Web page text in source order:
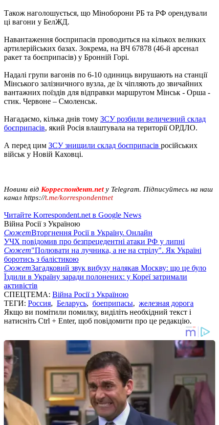
Також наголошується, що Міноборони РБ та РФ орендували
ці вагони у БелЖД.
Навантаження боєприпасів проводиться на кількох великих
артилерійських базах. Зокрема, на ВЧ 67878 (46-й арсенал
ракет та боєприпасів) у Бронній Горі.
Надалі групи вагонів по 6-10 одиниць вирушають на станції
Мінського залізничного вузла, де їх чіпляють до звичайних
вантажних поїздів для відправки маршрутом Мінськ - Орша -
стик. Червоне – Смоленськ.
Нагадаємо, кілька днів тому ЗСУ розбили величезний склад
боєприпасів, який Росія влаштувала на території ОРДЛО.
А перед цим ЗСУ знищили склад боєприпасів російських
військ у Новій Каховці.
Новини від Корреспондент.netу Telegram. Підписуйтесь на наш
канал https://t.me/korrespondentnet
Читайте Korrespondent.net в Google News
Війна Росії з Україною
СюжетВторгнення Росії в Україну. Онлайн
УЧХ повідомив про безпрецедентні атаки РФ у липні
Сюжет"Полювати на лучника, а не на стрілу". Як Україні
боротись з балістикою
СюжетЗагадковий звук вибуху налякав Москву: що це було
Їздили в Україну заради полонених: у Кореї затримали
активістів
СПЕЦТЕМА: Війна Росії з Україною
ТЕГИ: Россия, Беларусь, боеприпасы, железная дорога
Якщо ви помітили помилку, виділіть необхідний текст і
натисніть Ctrl + Enter, щоб повідомити про це редакцію.